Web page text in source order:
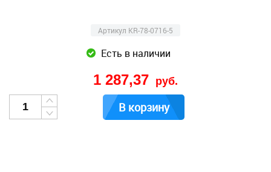
Артикул KR-78-0716-5
Есть в наличии
1 287,37 руб.
В корзину